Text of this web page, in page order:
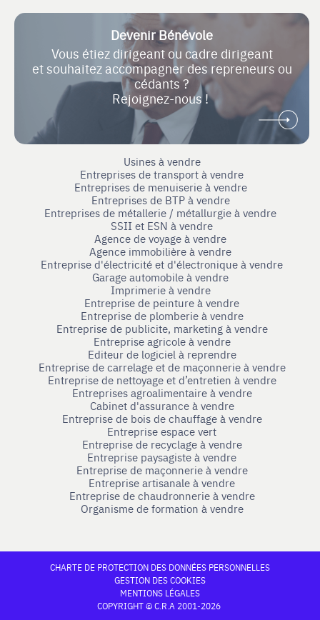
Devenir Bénévole
Vous étiez dirigeant ou cadre dirigeant
et souhaitez accompagner des repreneurs ou
cédants ?
Rejoignez-nous !
Usines à vendre
Entreprises de transport à vendre
Entreprises de menuiserie à vendre
Entreprises de BTP à vendre
Entreprises de métallerie / métallurgie à vendre
SSII et ESN à vendre
Agence de voyage à vendre
Agence immobilière à vendre
Entreprise d'électricité et d'électronique à vendre
Garage automobile à vendre
Imprimerie à vendre
Entreprise de peinture à vendre
Entreprise de plomberie à vendre
Entreprise de publicite, marketing à vendre
Entreprise agricole à vendre
Editeur de logiciel à reprendre
Entreprise de carrelage et de maçonnerie à vendre
Entreprise de nettoyage et d’entretien à vendre
Entreprises agroalimentaire à vendre
Cabinet d'assurance à vendre
Entreprise de bois de chauffage à vendre
Entreprise espace vert
Entreprise de recyclage à vendre
Entreprise paysagiste à vendre
Entreprise de maçonnerie à vendre
Entreprise artisanale à vendre
Entreprise de chaudronnerie à vendre
Organisme de formation à vendre
CHARTE DE PROTECTION DES DONNÉES PERSONNELLES
GESTION DES COOKIES
MENTIONS LÉGALES
COPYRIGHT © C.R.A 2001-2026